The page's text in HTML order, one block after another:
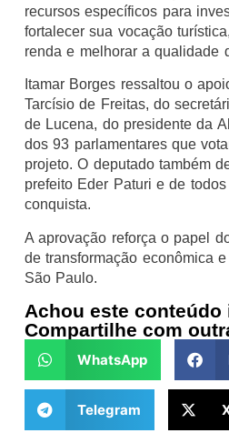
deputado
estadual
Itamar
presenciou,
na
Assembleia
Legislativa
de
São
Paulo,
a
aprovação
da
que
transforma
Zacarias
em
Município
de
Interesse
recursos específicos para
fortalecer sua vocação
renda e melhorar a qualidade
Itamar Borges ressaltou o
Tarcísio de Freitas, do
de Lucena, do presidente da
dos 93 parlamentares que
projeto. O deputado também
prefeito Eder Paturi e de
conquista.
A aprovação reforça o papel
de transformação econômica
São Paulo.
Achou este conteúdo
Compartilhe com
WhatsApp
Telegram